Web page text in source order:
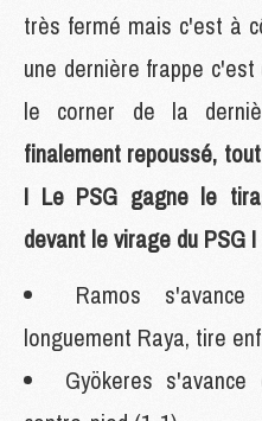
très fermé mais c'est à
une dernière frappe
le corner de la
finalement repoussé,
! Le PSG gagne le
devant le virage du PSG !
Ramos
longuement Raya, tire
Gyökeres